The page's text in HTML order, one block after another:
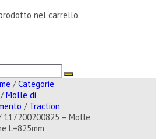
nel carrello.
/Categorie
/Molle di
/ Traction
117200200825 – Molle
L=825mm